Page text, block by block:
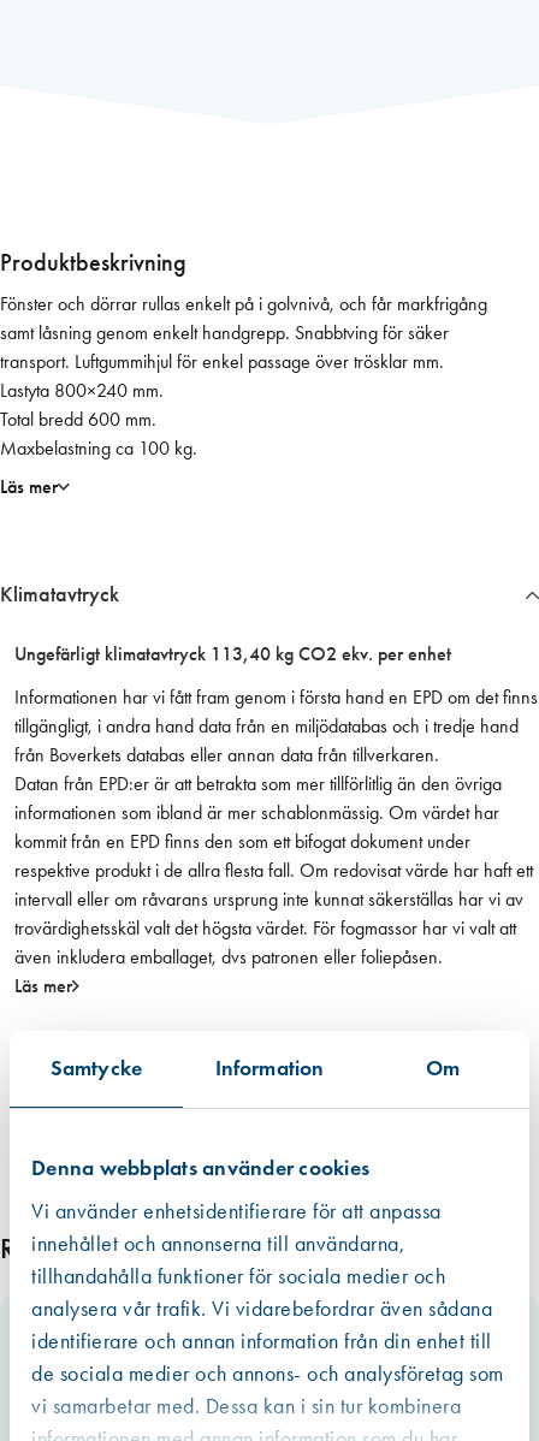
Samtycke Information Om
Denna webbplats använder cookies
Vi använder enhetsidentifierare för att anpassa
innehållet och annonserna till användarna,
tillhandahålla funktioner för sociala medier och
analysera vår trafik. Vi vidarebefordrar även sådana
identifierare och annan information från din enhet till
de sociala medier och annons- och analysföretag som
vi samarbetar med. Dessa kan i sin tur kombinera
r
a
m
ä
n
g
d
Klimatavtryck
Ungefärligt klimatavtryck 113,40 kg CO2 ekv. per enhet
Informationen har vi fått fram genom i första hand en EPD om det finns
tillgängligt, i andra hand data från en miljödatabas och i tredje hand
från Boverkets databas eller annan data från tillverkaren.
Datan från EPD:er är att betrakta som mer tillförlitlig än den övriga
informationen som ibland är mer schablonmässig. Om värdet har
kommit från en EPD finns den som ett bifogat dokument under
respektive produkt i de allra flesta fall. Om redovisat värde har haft ett
intervall eller om råvarans ursprung inte kunnat säkerställas har vi av
trovärdighetsskäl valt det högsta värdet. För fogmassor har vi valt att
även inkludera emballaget, dvs patronen eller foliepåsen.
Läs mer
Produktbeskrivning
Fönster och dörrar rullas enkelt på i golvnivå, och får markfrigång
samt låsning genom enkelt handgrepp. Snabbtving för säker
transport. Luftgummihjul för enkel passage över trösklar mm.
Lastyta 800×240 mm.
Total bredd 600 mm.
Maxbelastning ca 100 kg.
Läs mer
Relaterade produkter